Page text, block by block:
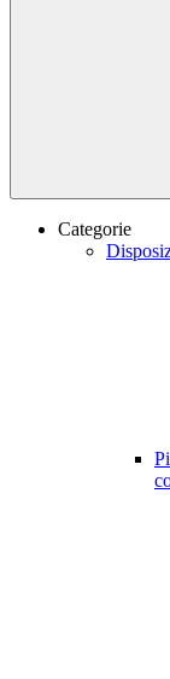
Categorie